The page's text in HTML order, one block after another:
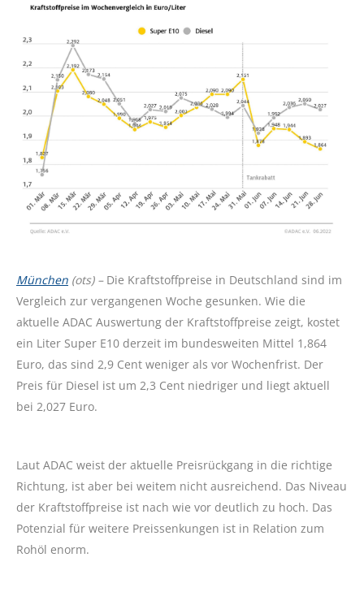
München (ots) – Die Kraftstoffpreise in Deutschland sind im
Vergleich zur vergangenen Woche gesunken. Wie die
aktuelle ADAC Auswertung der Kraftstoffpreise zeigt, kostet
ein Liter Super E10 derzeit im bundesweiten Mittel 1,864
Euro, das sind 2,9 Cent weniger als vor Wochenfrist. Der
Preis für Diesel ist um 2,3 Cent niedriger und liegt aktuell
bei 2,027 Euro.
Laut ADAC weist der aktuelle Preisrückgang in die richtige
Richtung, ist aber bei weitem nicht ausreichend. Das Niveau
der Kraftstoffpreise ist nach wie vor deutlich zu hoch. Das
Potenzial für weitere Preissenkungen ist in Relation zum
Rohöl enorm.